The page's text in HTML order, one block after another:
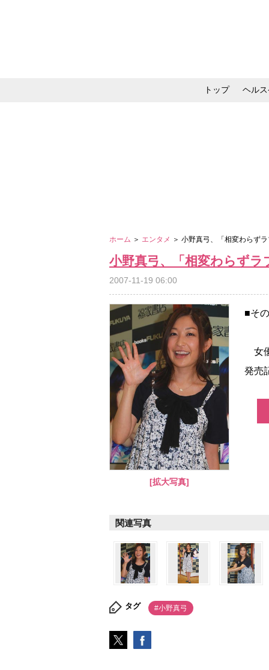
トップ ヘル
ホーム ＞ エンタメ ＞ 小野真弓、「相変わらず
小野真弓、「相変わらずラ
2007-11-19 06:00
[拡大写真]
■そ
女
発売
関連写真
タグ #小野真弓